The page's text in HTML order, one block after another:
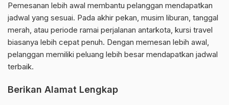
Pemesanan lebih awal membantu pelanggan mendapatkan
jadwal yang sesuai. Pada akhir pekan, musim liburan, tanggal
merah, atau periode ramai perjalanan antarkota, kursi travel
biasanya lebih cepat penuh. Dengan memesan lebih awal,
pelanggan memiliki peluang lebih besar mendapatkan jadwal
terbaik.
Berikan Alamat Lengkap